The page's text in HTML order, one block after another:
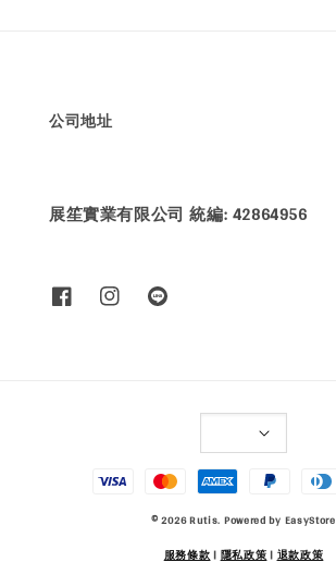
公司地址
展笙實業有限公司 統編: 42864956
© 2026 Rutis. Powered by EasyStore
服務條款| 隱私政策| 退款政策